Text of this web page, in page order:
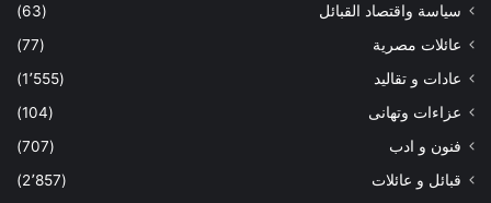
سياسة واقتصاد القبائل
(63)
عائلات مصرية
(77)
عادات و تقاليد
(1٬555)
عزاءات وتهانى
(104)
فنون و ادب
(707)
قبائل و عائلات
(2٬857)